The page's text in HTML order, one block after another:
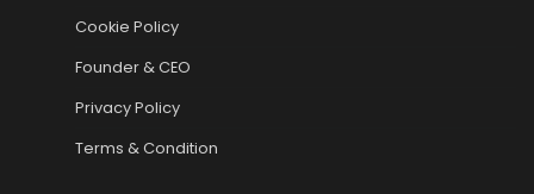
Cookie Policy
Founder & CEO
Privacy Policy
Terms & Condition